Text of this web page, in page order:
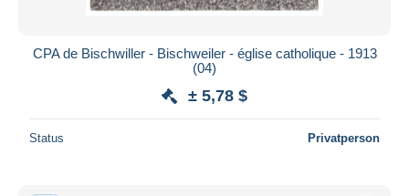
CPA de Bischwiller - Bischweiler - église catholique - 1913
(04)
± 5,78 $
Status Privatperson